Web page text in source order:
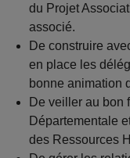
du Projet
associé.
De construire
en place les
bonne animation
De veiller au bon
Départementale
des Ressources